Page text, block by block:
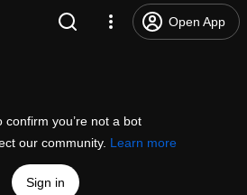
Open App
confirm you’re not a bot
our community. Learn more
Sign in